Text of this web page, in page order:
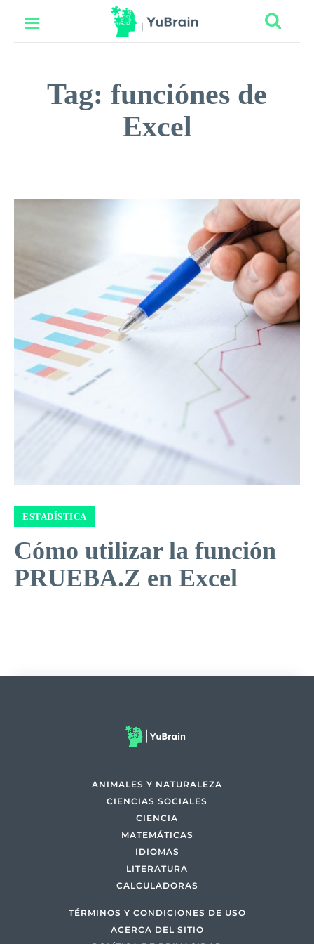
Tag: funciónes de
Excel
ESTADÍSTICA
Cómo utilizar la función
PRUEBA.Z en Excel
ANIMALES Y NATURALEZA
CIENCIAS SOCIALES
CIENCIA
MATEMÁTICAS
IDIOMAS
LITERATURA
CALCULADORAS
TÉRMINOS Y CONDICIONES DE USO
ACERCA DEL SITIO